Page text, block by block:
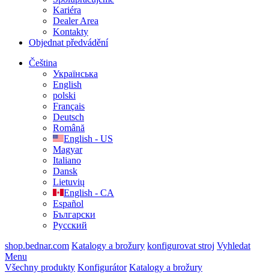
Kariéra
Dealer Area
Kontakty
Objednat předvádění
Čeština
Українська
English
polski
Français
Deutsch
Română
English - US
Magyar
Italiano
Dansk
Lietuvių
English - CA
Español
Български
Русский
shop.bednar.com Katalogy a brožury konfigurovat stroj Vyhledat
Menu
Všechny produkty Konfigurátor Katalogy a brožury